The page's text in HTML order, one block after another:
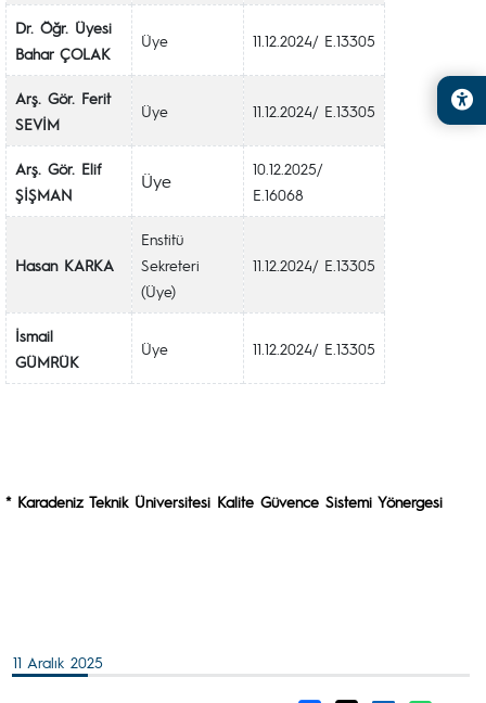
Dr. Öğr. Üyesi
Bahar ÇOLAK
Üye 11.12.2024/ E.13305
Arş. Gör. Ferit
SEVİM
Üye 11.12.2024/ E.13305
Arş. Gör. Elif
ŞİŞMAN
Üye
10.12.2025/
E.16068
Hasan KARKA
Enstitü
Sekreteri
(Üye)
11.12.2024/ E.13305
İsmail
GÜMRÜK
Üye 11.12.2024/ E.13305
* Karadeniz Teknik Üniversitesi Kalite Güvence Sistemi Yönergesi
11 Aralık 2025